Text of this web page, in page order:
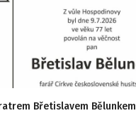
Břetislavem Bělunkem